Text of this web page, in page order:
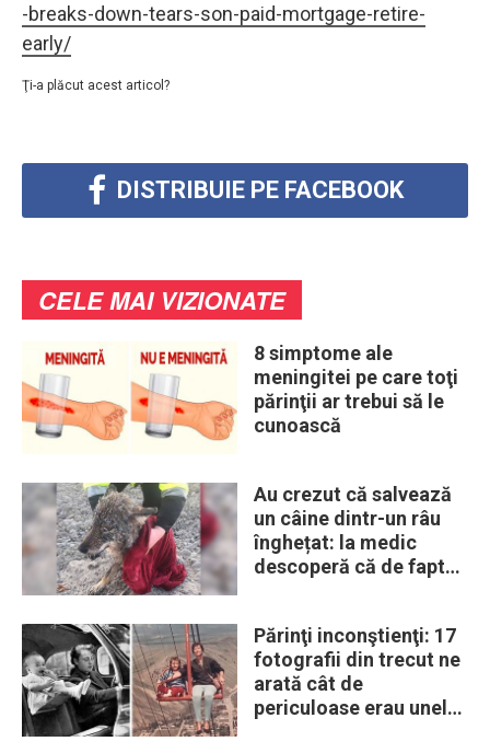
-breaks-down-tears-son-paid-mortgage-retire-
early/
Ţi-a plăcut acest articol?
DISTRIBUIE PE FACEBOOK
CELE MAI VIZIONATE
8 simptome ale
meningitei pe care toţi
părinţii ar trebui să le
cunoască
Au crezut că salvează
un câine dintr-un râu
înghețat: la medic
descoperă că de fapt
Părinţi inconştienţi: 17
fotografii din trecut ne
arată cât de
periculoase erau unele